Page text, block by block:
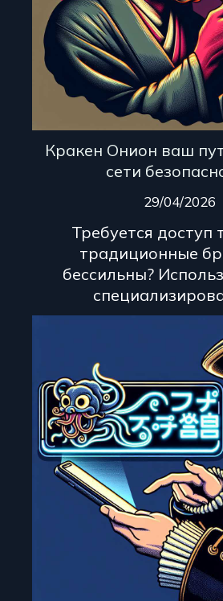
Кракен Онион ваш
сети
29/04/2026
Требуется доступ
традиционные
бессильны?